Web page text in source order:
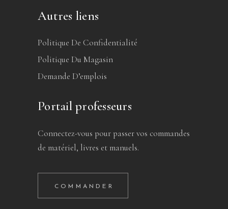
Autres liens
Politique De Confidentialité
Politique Du Magasin
Demande D’emplois
Portail professeurs
Connectez-vous pour passer vos commandes
de matériel, livres et manuels.
COMMANDER